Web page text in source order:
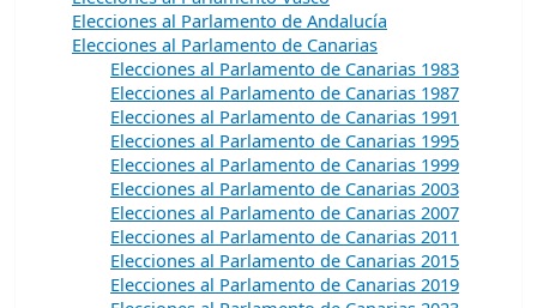
Elecciones al Parlamento de Andalucía
Elecciones al Parlamento de Canarias
Elecciones al Parlamento de Canarias 1983
Elecciones al Parlamento de Canarias 1987
Elecciones al Parlamento de Canarias 1991
Elecciones al Parlamento de Canarias 1995
Elecciones al Parlamento de Canarias 1999
Elecciones al Parlamento de Canarias 2003
Elecciones al Parlamento de Canarias 2007
Elecciones al Parlamento de Canarias 2011
Elecciones al Parlamento de Canarias 2015
Elecciones al Parlamento de Canarias 2019